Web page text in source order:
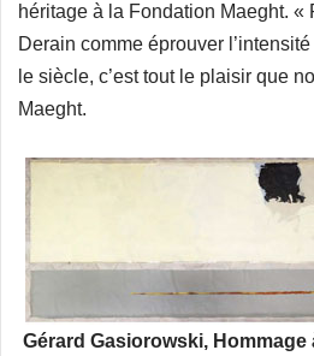
héritage à la Fondation Maeght.
Derain comme éprouver
le siècle, c’est tout le plaisir que
Maeght.
Gérard Gasiorowski, Hommage